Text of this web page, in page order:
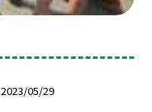
2023/05/29